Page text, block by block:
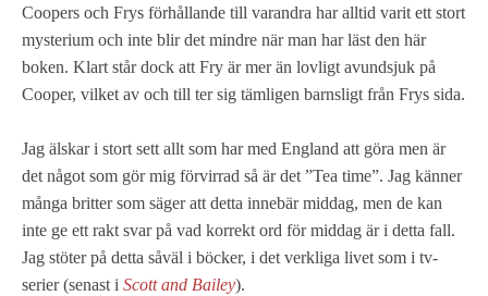
Coopers och Frys förhållande till varandra har alltid varit ett stort
mysterium och inte blir det mindre när man har läst den här
boken. Klart står dock att Fry är mer än lovligt avundsjuk på
Cooper, vilket av och till ter sig tämligen barnsligt från Frys sida.
Jag älskar i stort sett allt som har med England att göra men är
det något som gör mig förvirrad så är det ”Tea time”. Jag känner
många britter som säger att detta innebär middag, men de kan
inte ge ett rakt svar på vad korrekt ord för middag är i detta fall.
Jag stöter på detta såväl i böcker, i det verkliga livet som i tv-
serier (senast i Scott and Bailey).